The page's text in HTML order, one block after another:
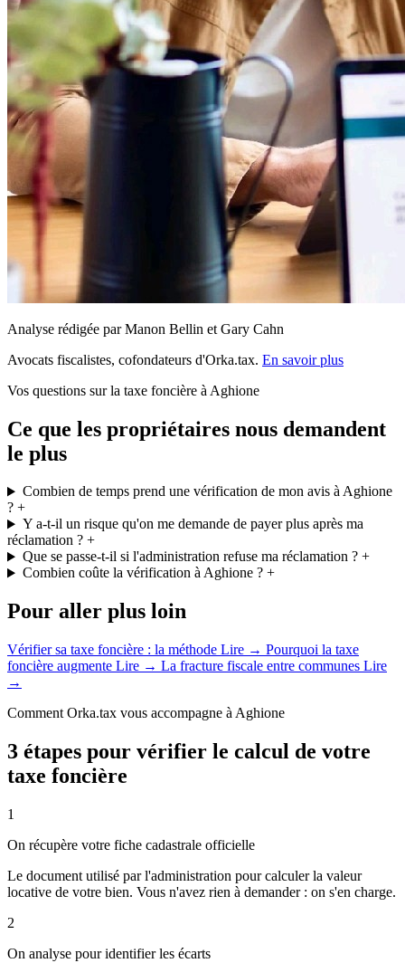
Analyse rédigée par Manon Bellin et Gary Cahn
Avocats fiscalistes, cofondateurs d'Orka.tax. En savoir plus
Vos questions sur la taxe foncière à Aghione
Ce que les propriétaires nous demandent
le plus
Combien de temps prend une vérification de mon avis à Aghione
? +
Y a-t-il un risque qu'on me demande de payer plus après ma
réclamation ? +
Que se passe-t-il si l'administration refuse ma réclamation ?+
Combien coûte la vérification à Aghione ?+
Pour aller plus loin
Vérifier sa taxe foncière : la méthode Lire → Pourquoi la taxe
foncière augmente Lire → La fracture fiscale entre communes Lire
→
Comment Orka.tax vous accompagne à Aghione
3 étapes pour vérifier le calcul de votre
taxe foncière
1
On récupère votre fiche cadastrale officielle
Le document utilisé par l'administration pour calculer la valeur
locative de votre bien. Vous n'avez rien à demander : on s'en charge.
2
On analyse pour identifier les écarts